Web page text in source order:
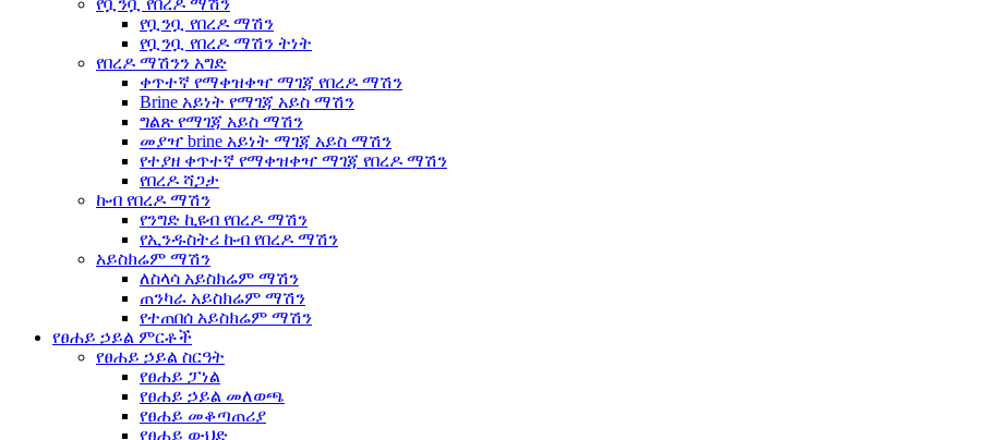
የቧንቧ የበረዶ ማሽን
የቧንቧ የበረዶ ማሽን ትነት
የበረዶ ማሽንን አግድ
ቀጥተኛ የማቀዝቀዣ ማገጃ የበረዶ ማሽን
Brine አይነት የማገጃ አይስ ማሽን
ግልጽ የማገጃ አይስ ማሽን
መያዣ brine አይነት ማገጃ አይስ ማሽን
የተያዘ ቀጥተኛ የማቀዝቀዣ ማገጃ የበረዶ ማሽን
የበረዶ ሻጋታ
ኩብ የበረዶ ማሽን
የንግድ ኪዩብ የበረዶ ማሽን
የኢንዱስትሪ ኩብ የበረዶ ማሽን
አይስክሬም ማሽን
ለስላሳ አይስክሬም ማሽን
ጠንካራ አይስክሬም ማሽን
የተጠበሰ አይስክሬም ማሽን
የፀሐይ ኃይል ምርቶች
የፀሐይ ኃይል ስርዓት
የፀሐይ ፓነል
የፀሐይ ኃይል መለወጫ
የፀሐይ መቆጣጠሪያ
የፀሐይ ውህድ